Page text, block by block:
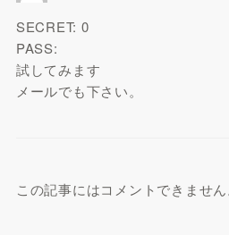
SECRET: 0
PASS:
試してみます
メールでも下さい。
この記事にはコメントできません